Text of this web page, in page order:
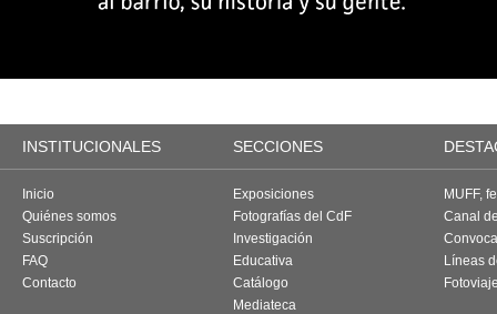
INSTITUCIONALES SECCIONES
Inicio
Quiénes somos
Suscripción
FAQ
Contacto
Exposiciones
Fotografías del CdF
Investigación
Educativa
Catálogo
Mediateca
MUFF,
Canal
Líneas